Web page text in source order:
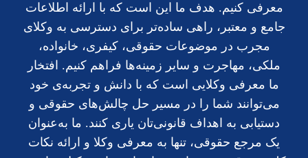
معرفی کنیم. هدف ما این است که با ارائه اطلاعات
جامع و معتبر، راهی ساده‌تر برای دسترسی به وکلای
مجرب در موضوعات حقوقی، کیفری، خانواده،
ملکی، مهاجرت و سایر زمینه‌ها فراهم کنیم. افتخار
ما معرفی وکلایی است که با دانش و تجربه‌ی خود
می‌توانند شما را در مسیر حل چالش‌های حقوقی و
دستیابی به اهداف قانونی‌تان یاری کنند. ما به‌عنوان
یک مرجع حقوقی، تنها به معرفی وکلا و ارائه نکات